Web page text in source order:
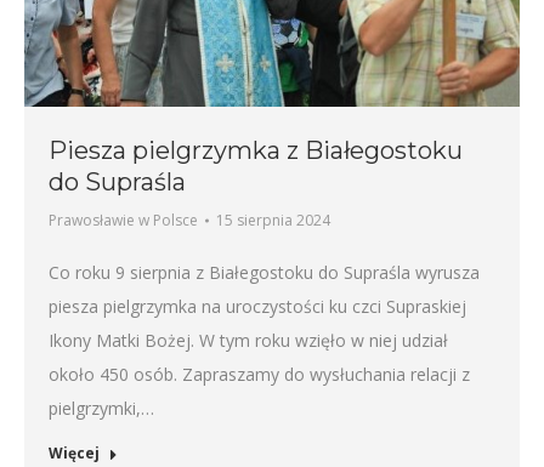
Piesza pielgrzymka z Białegostoku
do Supraśla
Prawosławie w Polsce 15 sierpnia 2024
Co roku 9 sierpnia z Białegostoku do Supraśla wyrusza
piesza pielgrzymka na uroczystości ku czci Supraskiej
Ikony Matki Bożej. W tym roku wzięło w niej udział
około 450 osób. Zapraszamy do wysłuchania relacji z
pielgrzymki,…
Więcej